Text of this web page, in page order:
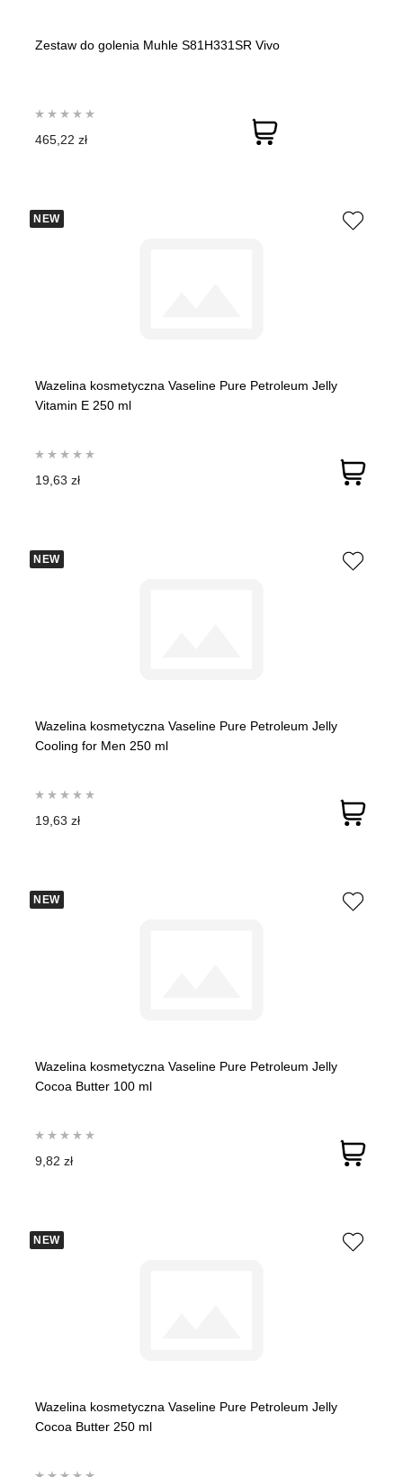
Zestaw do golenia Muhle S81H331SR Vivo
465,22 zł
NEW
Wazelina kosmetyczna Vaseline Pure Petroleum Jelly
Vitamin E 250 ml
19,63 zł
NEW
Wazelina kosmetyczna Vaseline Pure Petroleum Jelly
Cooling for Men 250 ml
19,63 zł
NEW
Wazelina kosmetyczna Vaseline Pure Petroleum Jelly
Cocoa Butter 100 ml
9,82 zł
NEW
Wazelina kosmetyczna Vaseline Pure Petroleum Jelly
Cocoa Butter 250 ml